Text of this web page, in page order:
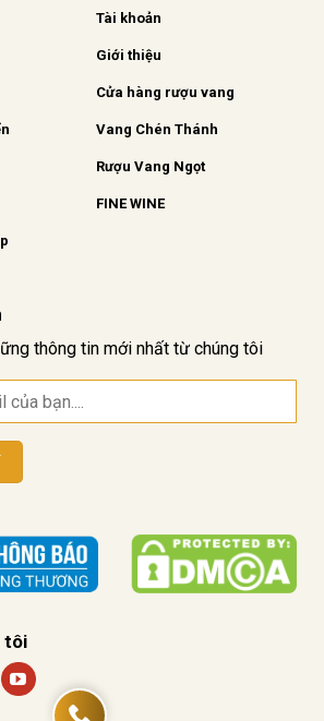
Tài khoản
Giới thiệu
Cửa hàng rượu vang
Vang Chén Thánh
Rượu Vang Ngọt
FINE WINE
thông tin mới nhất từ chúng tôi
tôi